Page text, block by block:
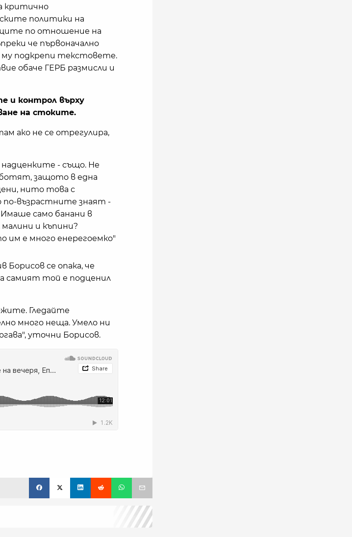
критично
политики на
по отношение на
че първоначално
подкрепи текстовете.
обаче ГЕРБ размисли и
и контрол върху
на стоките.
ако не се отрегулира,
- също. Не
защото в една
нито това с
възрастните знаят -
Имаше само банани в
малини и къпини?
им е много енерегоемко"
Борисов се опака, че
самият той е подценил
Гледайте
много неща. Умело ни
уточни Борисов.